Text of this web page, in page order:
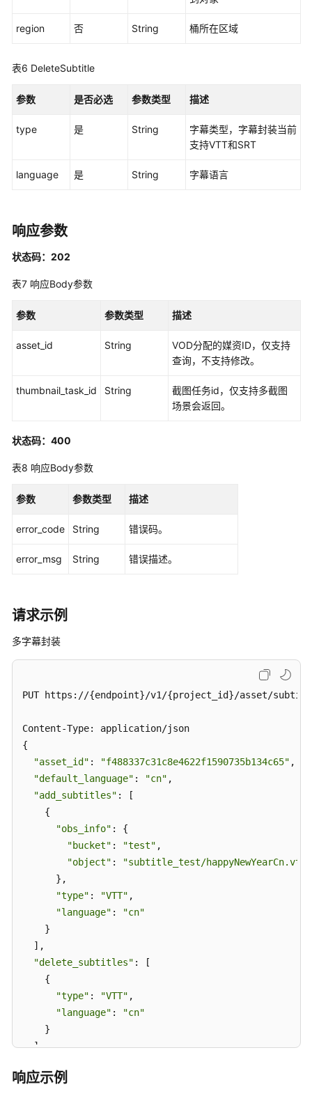
管
管
转
码
产
管
资
模
理
HTTPS
媒
编
理
截
限
授
权
项
修
订
记
录
端
参
region 否 String 桶所在区域
表6 DeleteSubtitle
参数 是否必选 参数类型 描述
type 是 String
字幕类型，字幕封装当前
支持VTT和SRT
language 是 String 字幕语言
响应参数
状态码：202
表7 响应Body参数
参数 参数类型 描述
asset_id String
VOD分配的媒资ID，仅支持
查询，不支持修改。
thumbnail_task_id String
截图任务id，仅支持多截图
场景会返回。
状态码：400
表8 响应Body参数
参数 参数类型 描述
error_code String 错误码。
error_msg String 错误描述。
请求示例
多字幕封装
PUT https://{endpoint}/v1/{project_id}/asset/
Content-Type: application/json
{
"asset_id" : "f488337c31c8e4622f1590735b134c65" ,
"default_language" : "cn" ,
"add_subtitles" : [
    {
"obs_info" : {
"bucket" : "test" ,
"object" :
"subtitle_test/happyNewYearCn.vtt"
      },
"type" : "VTT" ,
"language" :
"cn"
    }
  ],
"delete_subtitles" : [
    {
"type" : "VTT" ,
"language" :
"cn"
    }
  ]
响应示例